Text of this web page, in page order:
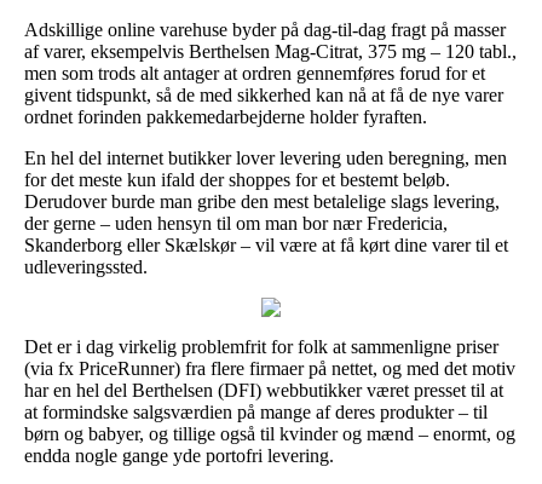
Adskillige online varehuse byder på dag-til-dag fragt på masser
af varer, eksempelvis Berthelsen Mag-Citrat, 375 mg – 120 tabl.,
men som trods alt antager at ordren gennemføres forud for et
givent tidspunkt, så de med sikkerhed kan nå at få de nye varer
ordnet forinden pakkemedarbejderne holder fyraften.
En hel del internet butikker lover levering uden beregning, men
for det meste kun ifald der shoppes for et bestemt beløb.
Derudover burde man gribe den mest betalelige slags levering,
der gerne – uden hensyn til om man bor nær Fredericia,
Skanderborg eller Skælskør – vil være at få kørt dine varer til et
udleveringssted.
Det er i dag virkelig problemfrit for folk at sammenligne priser
(via fx PriceRunner) fra flere firmaer på nettet, og med det motiv
har en hel del Berthelsen (DFI) webbutikker været presset til at
at formindske salgsværdien på mange af deres produkter – til
børn og babyer, og tillige også til kvinder og mænd – enormt, og
endda nogle gange yde portofri levering.